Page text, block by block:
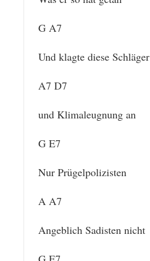
G A7
Und klagte diese Schläger
A7 D7
und Klimaleugnung an
G E7
Nur Prügelpolizisten
A A7
Angeblich Sadisten nicht